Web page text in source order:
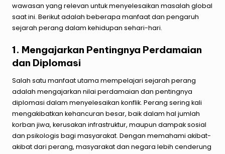
wawasan yang relevan untuk menyelesaikan masalah global
saat ini. Berikut adalah beberapa manfaat dan pengaruh
sejarah perang dalam kehidupan sehari-hari.
1. Mengajarkan Pentingnya Perdamaian
dan Diplomasi
Salah satu manfaat utama mempelajari sejarah perang
adalah mengajarkan nilai perdamaian dan pentingnya
diplomasi dalam menyelesaikan konflik. Perang sering kali
mengakibatkan kehancuran besar, baik dalam hal jumlah
korban jiwa, kerusakan infrastruktur, maupun dampak sosial
dan psikologis bagi masyarakat. Dengan memahami akibat-
akibat dari perang, masyarakat dan negara lebih cenderung